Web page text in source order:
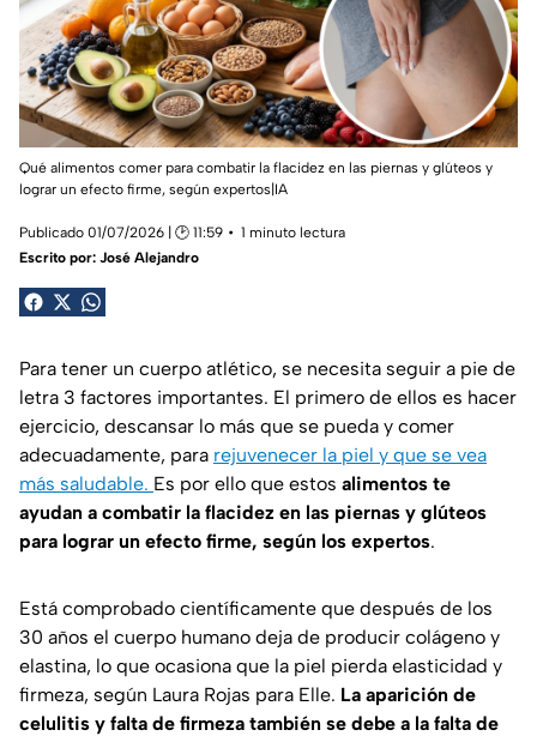
Qué alimentos comer para combatir la flacidez en las piernas y glúteos y
lograr un efecto firme, según expertos|IA
Publicado 01/07/2026 | 🕑 11:59
1 minuto lectura
Escrito por: José Alejandro
Para tener un cuerpo atlético, se necesita seguir a pie de
letra 3 factores importantes. El primero de ellos es hacer
ejercicio, descansar lo más que se pueda y comer
adecuadamente, para rejuvenecer la piel y que se vea
más saludable. Es por ello que estos alimentos te
ayudan a combatir la flacidez en las piernas y glúteos
para lograr un efecto firme, según los expertos.
Está comprobado científicamente que después de los
30 años el cuerpo humano deja de producir colágeno y
elastina, lo que ocasiona que la piel pierda elasticidad y
firmeza, según Laura Rojas para Elle. La aparición de
celulitis y falta de firmeza también se debe a la falta de